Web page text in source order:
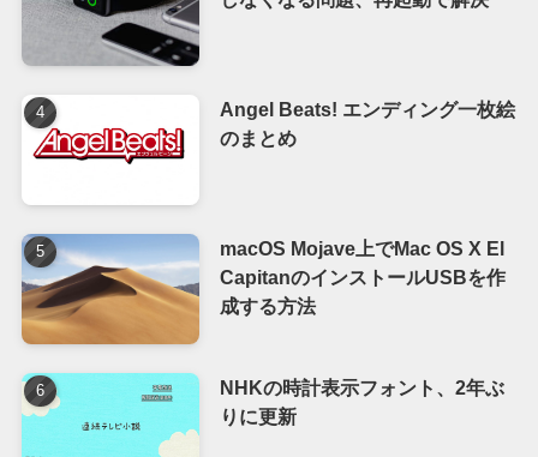
Angel Beats! エンディング一枚絵
のまとめ
macOS Mojave上でMac OS X El
CapitanのインストールUSBを作
成する方法
NHKの時計表示フォント、2年ぶ
りに更新